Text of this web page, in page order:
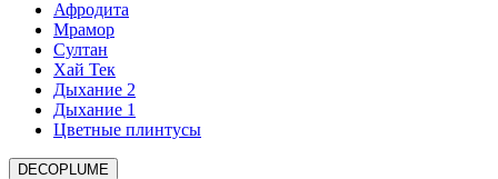
Афродита
Мрамор
Султан
Хай Тек
Дыхание 2
Дыхание 1
Цветные плинтусы
DECOPLUME